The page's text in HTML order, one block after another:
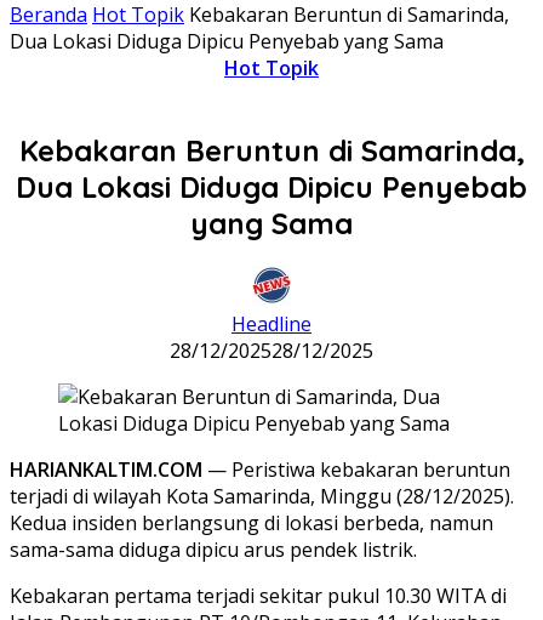
Beranda Hot Topik Kebakaran Beruntun di Samarinda,
Dua Lokasi Diduga Dipicu Penyebab yang Sama
Hot Topik
Kebakaran Beruntun di Samarinda,
Dua Lokasi Diduga Dipicu Penyebab
yang Sama
Headline
28/12/202528/12/2025
HARIANKALTIM.COM — Peristiwa kebakaran beruntun
terjadi di wilayah Kota Samarinda, Minggu (28/12/2025).
Kedua insiden berlangsung di lokasi berbeda, namun
sama-sama diduga dipicu arus pendek listrik.
Kebakaran pertama terjadi sekitar pukul 10.30 WITA di